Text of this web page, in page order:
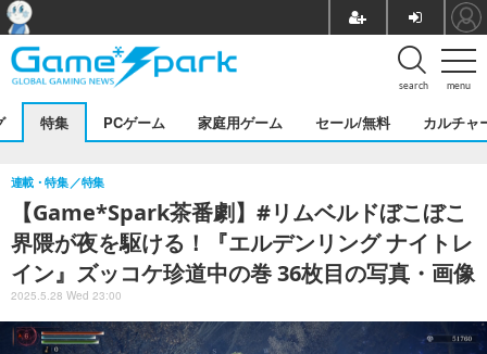
menu
search
特集 PCゲーム 家庭用ゲーム セール/無料 カルチャ
【Game*Spark茶番劇】#リムベルドぼこぼこ
界隈が夜を駆ける！『エルデンリング ナイトレ
イン』ズッコケ珍道中の巻 36枚目の写真・画像
連載・特集 特集
2025.5.28 Wed 23:00